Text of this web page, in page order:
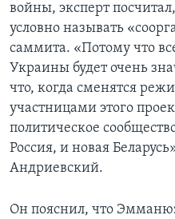
войны, эксперт
условно называть
саммита. «Потому что
Украины будет очень
что, когда сменятся
участницами этого
политическое
Россия, и новая
Андриевский.
Он пояснил, что